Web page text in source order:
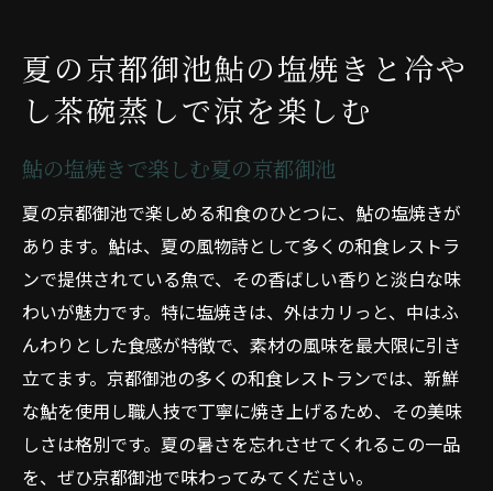
夏の京都御池鮎の塩焼きと冷や
し茶碗蒸しで涼を楽しむ
鮎の塩焼きで楽しむ夏の京都御池
夏の京都御池で楽しめる和食のひとつに、鮎の塩焼きが
あります。鮎は、夏の風物詩として多くの和食レストラ
ンで提供されている魚で、その香ばしい香りと淡白な味
わいが魅力です。特に塩焼きは、外はカリっと、中はふ
んわりとした食感が特徴で、素材の風味を最大限に引き
立てます。京都御池の多くの和食レストランでは、新鮮
な鮎を使用し職人技で丁寧に焼き上げるため、その美味
しさは格別です。夏の暑さを忘れさせてくれるこの一品
を、ぜひ京都御池で味わってみてください。